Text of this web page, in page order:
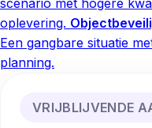
oplevering.
Een gangbare situatie
planning.
VRIJBLIJVENDE